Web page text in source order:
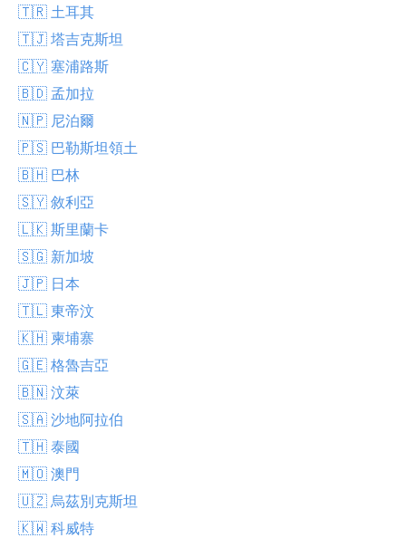
🇹🇷 土耳其
🇹🇯 塔吉克斯坦
🇨🇾 塞浦路斯
🇧🇩 孟加拉
🇳🇵 尼泊爾
🇵🇸 巴勒斯坦領土
🇧🇭 巴林
🇸🇾 敘利亞
🇱🇰 斯里蘭卡
🇸🇬 新加坡
🇯🇵 日本
🇹🇱 東帝汶
🇰🇭 柬埔寨
🇬🇪 格魯吉亞
🇧🇳 汶萊
🇸🇦 沙地阿拉伯
🇹🇭 泰國
🇲🇴 澳門
🇺🇿 烏茲別克斯坦
🇰🇼 科威特